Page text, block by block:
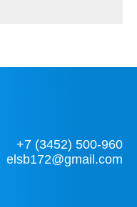
+7 (3452) 500-960
elsb172@gmail.com